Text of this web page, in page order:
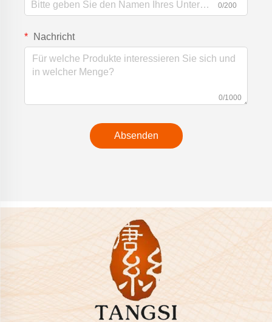
0/200
Nachricht
0/1000
Absenden